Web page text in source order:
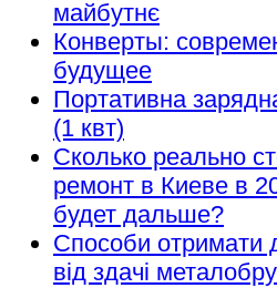
майбутнє
Конверты:
будущее
Портативна
(1 квт)
Сколько реально
ремонт в Киеве в
будет дальше?
Способи отримати
від здачі